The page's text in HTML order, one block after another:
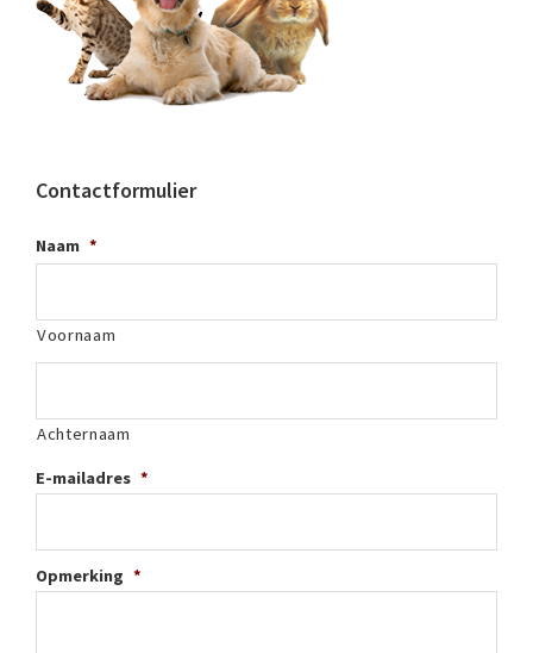
Contactformulier
Naam *
Voornaam
Achternaam
E-mailadres *
Opmerking *